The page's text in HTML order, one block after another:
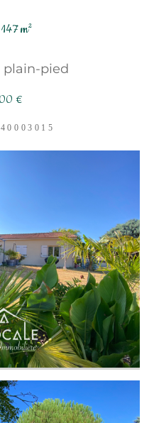
m²
plain-pied
€
PAR
COEUR